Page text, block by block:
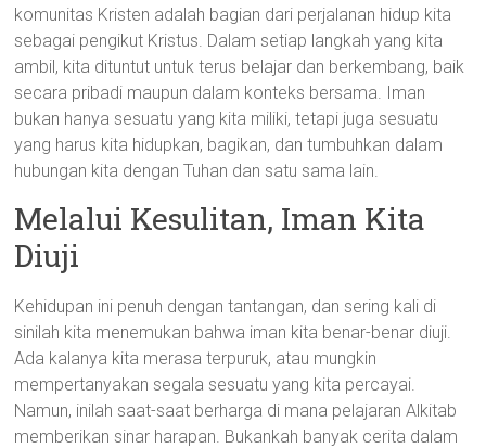
komunitas Kristen adalah bagian dari perjalanan hidup kita
sebagai pengikut Kristus. Dalam setiap langkah yang kita
ambil, kita dituntut untuk terus belajar dan berkembang, baik
secara pribadi maupun dalam konteks bersama. Iman
bukan hanya sesuatu yang kita miliki, tetapi juga sesuatu
yang harus kita hidupkan, bagikan, dan tumbuhkan dalam
hubungan kita dengan Tuhan dan satu sama lain.
Melalui Kesulitan, Iman Kita
Diuji
Kehidupan ini penuh dengan tantangan, dan sering kali di
sinilah kita menemukan bahwa iman kita benar-benar diuji.
Ada kalanya kita merasa terpuruk, atau mungkin
mempertanyakan segala sesuatu yang kita percayai.
Namun, inilah saat-saat berharga di mana pelajaran Alkitab
memberikan sinar harapan. Bukankah banyak cerita dalam